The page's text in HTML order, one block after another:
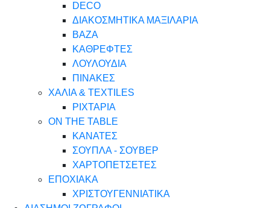
DECO
ΔΙΑΚΟΣΜΗΤΙΚΑ ΜΑΞΙΛΑΡΙΑ
ΒΑΖΑ
ΚΑΘΡΕΦΤΕΣ
ΛΟΥΛΟΥΔΙΑ
ΠΙΝΑΚΕΣ
ΧΑΛΙΑ & TEXTILES
ΡΙΧΤΑΡΙΑ
ON THE TABLE
ΚΑΝΑΤΕΣ
ΣΟΥΠΛΑ - ΣΟΥΒΕΡ
ΧΑΡΤΟΠΕΤΣΕΤΕΣ
ΕΠΟΧΙΑΚΑ
ΧΡΙΣΤΟΥΓΕΝΝΙΑΤΙΚΑ